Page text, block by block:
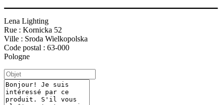
Lena Lighting
Rue : Kornicka 52
Ville : Sroda Wielkopolska
Code postal : 63-000
Pologne